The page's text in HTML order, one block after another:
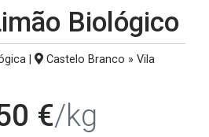
Biológico
|
Castelo Branco » Vila
€/kg